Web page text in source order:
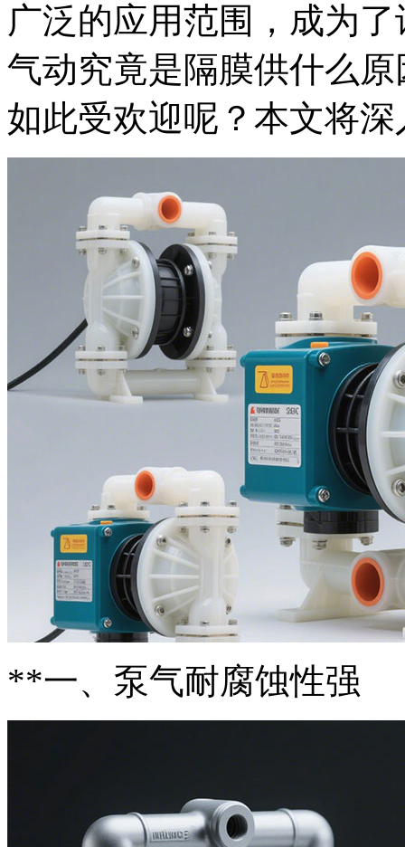
广泛的应用范围，成为
气动究竟是隔膜供什么
如此受欢迎呢？本文将
**一、泵气耐腐蚀性强